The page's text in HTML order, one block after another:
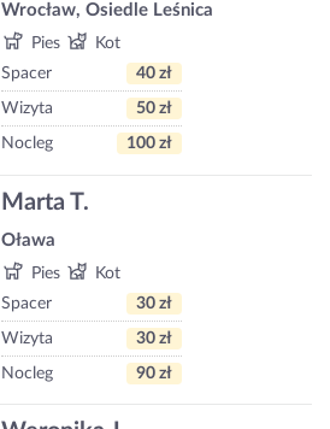
Wrocław, Osiedle Leśnica
Pies
Kot
Spacer
40 zł
Wizyta 50 zł
Nocleg 100 zł
Marta T.
Oława
Pies
Kot
Spacer
30 zł
Wizyta 30 zł
Nocleg 90 zł